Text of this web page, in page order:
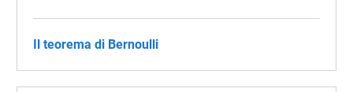
Il teorema di Bernoulli